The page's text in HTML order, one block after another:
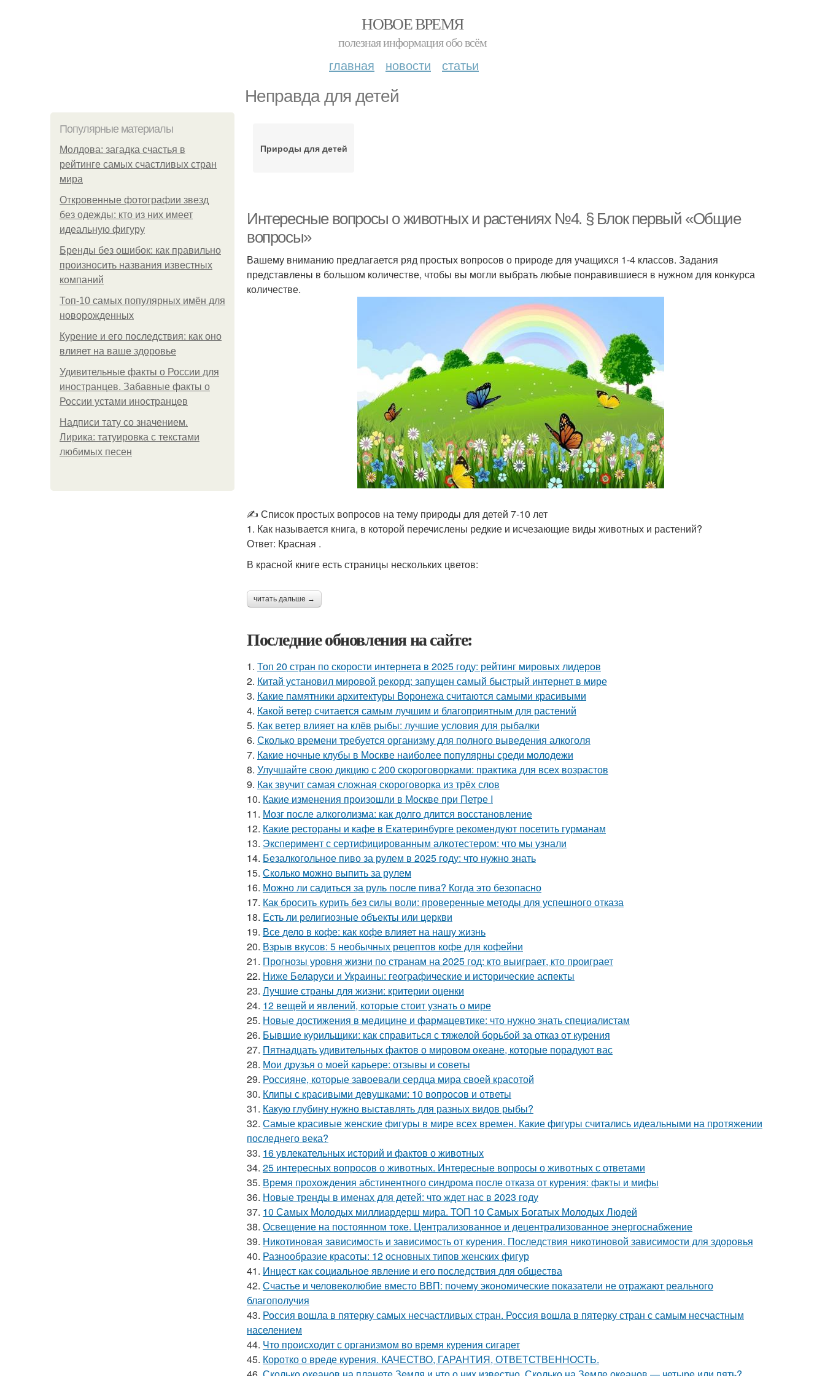
НОВОЕ ВРЕМЯ
полезная информация обо всём
главная новости статьи
Неправда для детей
Популярные материалы
Молдова: загадка счастья в
рейтинге самых счастливых стран
мира
Откровенные фотографии звезд
без одежды: кто из них имеет
идеальную фигуру
Бренды без ошибок: как правильно
произносить названия известных
компаний
Топ-10 самых популярных имён для
новорожденных
Курение и его последствия: как оно
влияет на ваше здоровье
Удивительные факты о России для
иностранцев. Забавные факты о
России устами иностранцев
Надписи тату со значением.
Лирика: татуировка с текстами
любимых песен
Природы для детей
Интересные вопросы о животных и растениях №4. § Блок первый «Общие
вопросы»
Вашему вниманию предлагается ряд простых вопросов о природе для учащихся 1-4 классов. Задания
представлены в большом количестве, чтобы вы могли выбрать любые понравившиеся в нужном для конкурса
количестве.
✍ Список простых вопросов на тему природы для детей 7-10 лет
1. Как называется книга, в которой перечислены редкие и исчезающие виды животных и растений?
Ответ: Красная .
В красной книге есть страницы нескольких цветов:
читать дальше →
Последние обновления на сайте:
1. Топ 20 стран по скорости интернета в 2025 году: рейтинг мировых лидеров
2. Китай установил мировой рекорд: запущен самый быстрый интернет в мире
3. Какие памятники архитектуры Воронежа считаются самыми красивыми
4. Какой ветер считается самым лучшим и благоприятным для растений
5. Как ветер влияет на клёв рыбы: лучшие условия для рыбалки
6. Сколько времени требуется организму для полного выведения алкоголя
7. Какие ночные клубы в Москве наиболее популярны среди молодежи
8. Улучшайте свою дикцию с 200 скороговорками: практика для всех возрастов
9. Как звучит самая сложная скороговорка из трёх слов
10. Какие изменения произошли в Москве при Петре I
11. Мозг после алкоголизма: как долго длится восстановление
12. Какие рестораны и кафе в Екатеринбурге рекомендуют посетить гурманам
13. Эксперимент с сертифицированным алкотестером: что мы узнали
14. Безалкогольное пиво за рулем в 2025 году: что нужно знать
15. Сколько можно выпить за рулем
16. Можно ли садиться за руль после пива? Когда это безопасно
17. Как бросить курить без силы воли: проверенные методы для успешного отказа
18. Есть ли религиозные объекты или церкви
19. Все дело в кофе: как кофе влияет на нашу жизнь
20. Взрыв вкусов: 5 необычных рецептов кофе для кофейни
21. Прогнозы уровня жизни по странам на 2025 год: кто выиграет, кто проиграет
22. Ниже Беларуси и Украины: географические и исторические аспекты
23. Лучшие страны для жизни: критерии оценки
24. 12 вещей и явлений, которые стоит узнать о мире
25. Новые достижения в медицине и фармацевтике: что нужно знать специалистам
26. Бывшие курильщики: как справиться с тяжелой борьбой за отказ от курения
27. Пятнадцать удивительных фактов о мировом океане, которые порадуют вас
28. Мои друзья о моей карьере: отзывы и советы
29. Россияне, которые завоевали сердца мира своей красотой
30. Клипы с красивыми девушками: 10 вопросов и ответы
31. Какую глубину нужно выставлять для разных видов рыбы?
32. Самые красивые женские фигуры в мире всех времен. Какие фигуры считались идеальными на протяжении
последнего века?
33. 16 увлекательных историй и фактов о животных
34. 25 интересных вопросов о животных. Интересные вопросы о животных с ответами
35. Время прохождения абстинентного синдрома после отказа от курения: факты и мифы
36. Новые тренды в именах для детей: что ждет нас в 2023 году
37. 10 Самых Молодых миллиардерш мира. ТОП 10 Самых Богатых Молодых Людей
38. Освещение на постоянном токе. Централизованное и децентрализованное энергоснабжение
39. Никотиновая зависимость и зависимость от курения. Последствия никотиновой зависимости для здоровья
40. Разнообразие красоты: 12 основных типов женских фигур
41. Инцест как социальное явление и его последствия для общества
42. Счастье и человеколюбие вместо ВВП: почему экономические показатели не отражают реального
благополучия
43. Россия вошла в пятерку самых несчастливых стран. Россия вошла в пятерку стран с самым несчастным
населением
44. Что происходит с организмом во время курения сигарет
45. Коротко о вреде курения. КАЧЕСТВО, ГАРАНТИЯ, ОТВЕТСТВЕННОСТЬ.